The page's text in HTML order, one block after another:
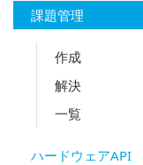
課題管理
作成
解決
一覧
ハードウェアAPI